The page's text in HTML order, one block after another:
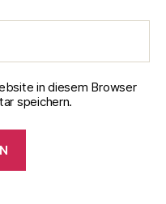
in diesem Browser
speichern.